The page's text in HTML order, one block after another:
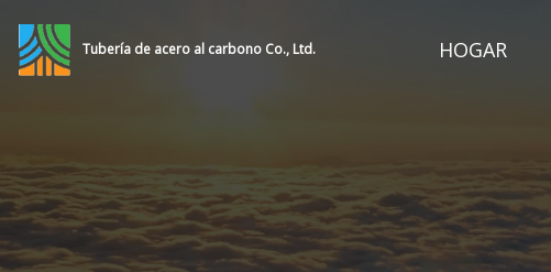
Tubería de acero al carbono Co., Ltd. HOGAR